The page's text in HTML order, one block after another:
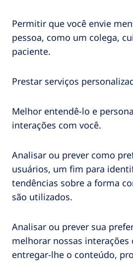
Permitir que você envie
pessoa, como um colega,
paciente.
Prestar serviços
Melhor entendê-lo e
interações com você.
Analisar ou prever como
usuários, um fim para
tendências sobre a forma
são utilizados.
Analisar ou prever sua
melhorar nossas interações
entregar-lhe o conteúdo,